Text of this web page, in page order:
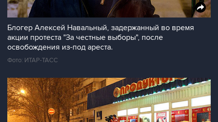
Блогер Алексей Навальный, задержанный во время
акции протеста "За честные выборы", после
освобождения из-под ареста.
Фото: ИТАР-ТАСС